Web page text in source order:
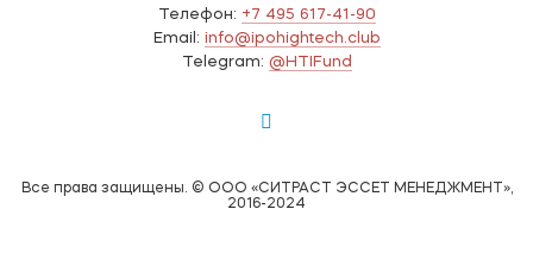
Телефон: +7 495 617-41-90
Email: info@ipohightech.club
Telegram: @HTIFund
Все права защищены. © ООО «СИТРАСТ ЭССЕТ МЕНЕДЖМЕНТ»,
2016-2024